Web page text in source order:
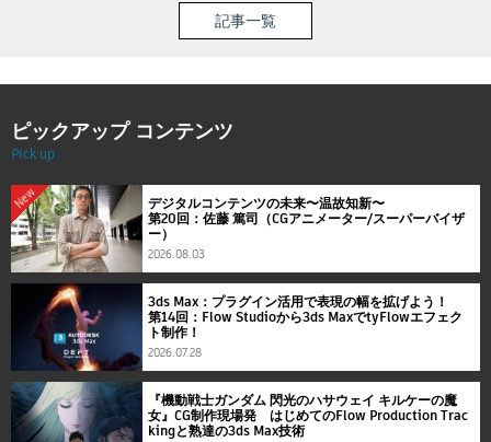
記事一覧
ピックアップ コンテンツ
Pick up
New
デジタルコンテンツの未来〜温故知新〜
第20回：佐藤 篤司（CGアニメーター/スーパーバイザ
ー）
2026.08.03
3ds Max：プラグイン活用で表現の幅を拡げよう！
第14回：Flow Studioから3ds MaxでtyFlowエフェク
ト制作！
2026.07.28
『機動戦士ガンダム 閃光のハサウェイ キルケーの魔
女』CG制作現場発 はじめてのFlow Production Trac
kingと熟達の3ds Max技術